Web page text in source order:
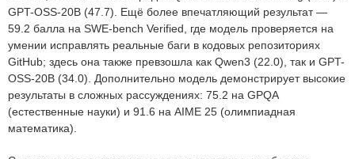
GPT-OSS-20B (47.7). Ещё более впечатляющий результат —
59.2 балла на SWE-bench Verified, где модель проверяется на
умении исправлять реальные баги в кодовых репозиториях
GitHub; здесь она также превзошла как Qwen3 (22.0), так и GPT-
OSS-20B (34.0). Дополнительно модель демонстрирует высокие
результаты в сложных рассуждениях: 75.2 на GPQA
(естественные науки) и 91.6 на AIME 25 (олимпиадная
математика).